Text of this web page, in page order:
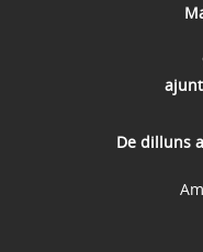
De dilluns